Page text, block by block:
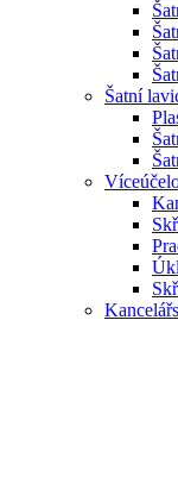
Šatní